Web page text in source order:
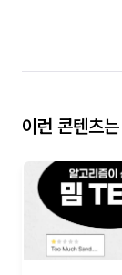
이런 콘텐츠